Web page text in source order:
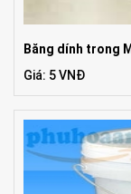
Băng dính trong
Giá: 5 VNĐ